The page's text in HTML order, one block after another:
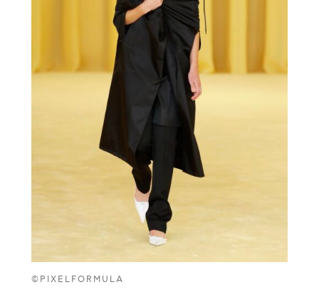
©PIXELFORMULA